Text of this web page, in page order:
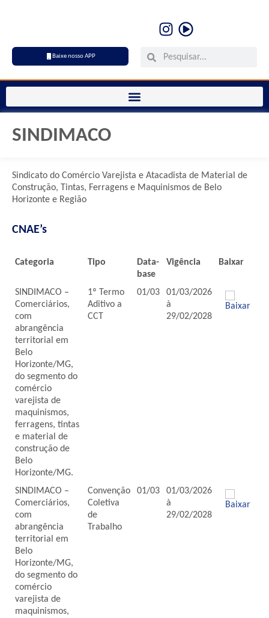
Baixe nosso APP
SINDIMACO
Sindicato do Comércio Varejista e Atacadista de Material de
Construção, Tintas, Ferragens e Maquinismos de Belo
Horizonte e Região
CNAE’s
Categoria Tipo
Data-
base
Vigência Baixar
Categoria Tipo
Data-
Vigência Baixar
SINDIMACO –
Comerciários,
com
abrangência
territorial em
Belo
Horizonte/MG,
do segmento do
comércio
varejista de
maquinismos,
ferragens, tintas
e material de
construção de
Belo
Horizonte/MG.
1º Termo
Aditivo a
CCT
01/03
01/03/2026
à
29/02/2028
SINDIMACO –
Comerciários,
com
abrangência
territorial em
Belo
Horizonte/MG,
do segmento do
comércio
varejista de
maquinismos,
Convenção
Coletiva
de
Trabalho
01/03
01/03/2026
à
29/02/2028